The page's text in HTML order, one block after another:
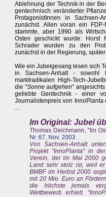
Ablehnung der Technik in der
gentechnisch veränderter
ProtagonistInnen in
zunächst. Allen voran ein
stammte, aber 1990 als
Osten geschickt wurde: Horst
Schrader wurden zu den
zunächst in der Regierung,
Wie ein Jubelgesang lesen sich
in Sachsen-Anhalt -
marktradikalen High-Tech-
die "Sonne aufgehen"
geliebte Gentechnik - einer
Journalistenpreis von
...
Im Original: Jubel
Thomas Deichmann, "Im
Nr. 67, Nov. 2003
Von Sachsen-Anhalt
Projekt "InnoPlanta" in
Verein, der im Mai 2000
Land sehr stolz ist, weil
BMBF im Herbst 2000
mit 20 Mio. Euro an
die höchste jemals
Wettbewerb erhielt.